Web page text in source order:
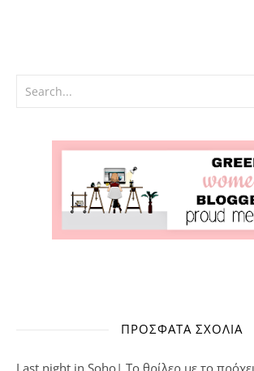
ΠΡΌΣΦΑΤΑ ΣΧΌΛΙΑ